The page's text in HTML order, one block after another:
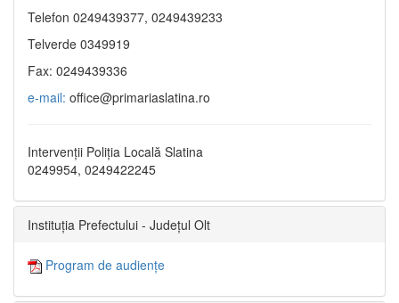
Telefon 0249439377, 0249439233
Telverde 0349919
Fax: 0249439336
e-mail: office@primariaslatina.ro
Intervenții Poliția Locală Slatina
0249954, 0249422245
Instituția Prefectului - Județul Olt
Program de audiențe